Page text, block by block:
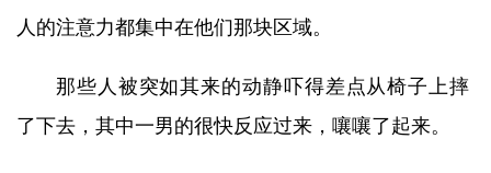
人的注意力都集中在他们那块区域。
那些人被突如其来的动静吓得差点从椅子上摔
了下去，其中一男的很快反应过来，嚷嚷了起来。